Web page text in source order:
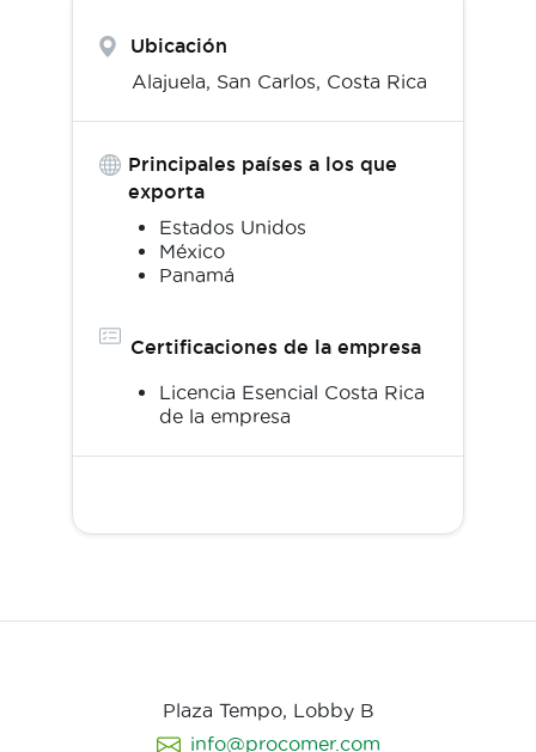
Ubicación
Alajuela, San Carlos, Costa Rica
Principales países a los que
exporta
Estados Unidos
México
Panamá
Certificaciones de la empresa
Licencia Esencial Costa Rica
de la empresa
Plaza Tempo, Lobby B
info@procomer.com